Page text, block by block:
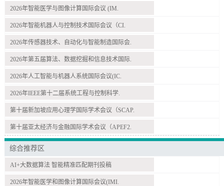
2026年智能医学与图像计算国际会议 (IM.
2026年智能机器人与控制技术国际会议（CI.
2026年传感器技术、自动化与智能制造国际会.
2026年第五届算法、数据挖掘和信息技术国际.
2026年人工智能与机器人系统国际会议(IC.
2026年IEEE第十二届系统工程与控制科学.
第十届新加坡应用心理学国际学术会议（SCAP.
第十届亚太经济与金融国际学术会议（APEF2.
综合推荐区
AI+大数据算法 智能精准匹配期刊投稿
2026年智能医学和图像计算国际会议(IMI.